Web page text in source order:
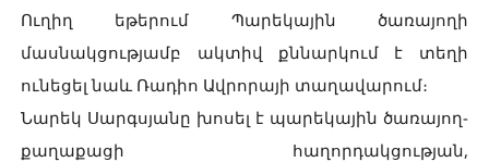
Ուղիղ եթերում Պարեկային ծառայողի
մասնակցությամբ ակտիվ քննարկում է տեղի
ունեցել նաև Ռադիո Ավրորայի տաղավարում։
Նարեկ Սարգսյանը խոսել է պարեկային ծառայող-
քաղաքացի հաղորդակցության,